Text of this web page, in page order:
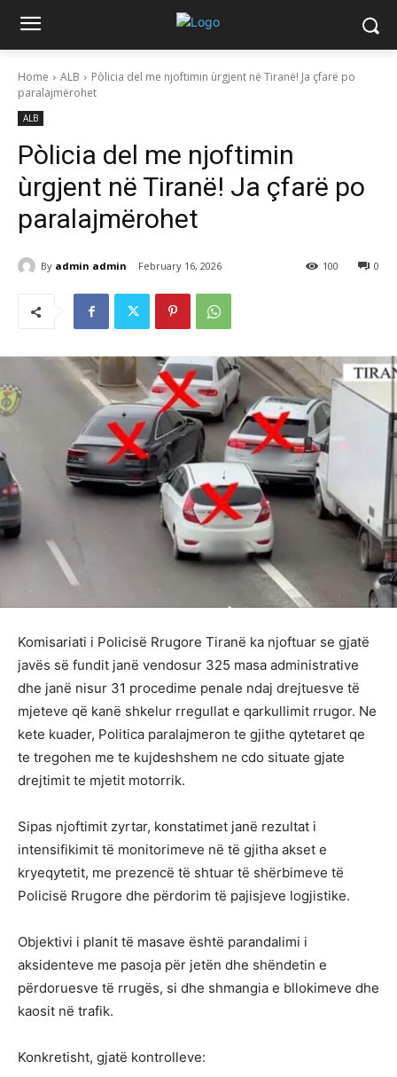
Home ALB
Pòlicia del me njoftimin ùrgjent në Tiranë! Ja çfarë po
paralajmërohet
ALB
Pòlicia del me njoftimin
ùrgjent në Tiranë! Ja çfarë po
paralajmërohet
By admin admin February 16, 2026 0
100
Komisariati i Policisë Rrugore Tiranë ka njoftuar se gjatë
javës së fundit janë vendosur 325 masa administrative
dhe janë nisur 31 procedime penale ndaj drejtuesve të
mjeteve që kanë shkelur rregullat e qarkullimit rrugor. Ne
kete kuader, Politica paralajmeron te gjithe qytetaret qe
te tregohen me te kujdeshshem ne cdo situate gjate
drejtimit te mjetit motorrik.
Sipas njoftimit zyrtar, konstatimet janë rezultat i
intensifikimit të monitorimeve në të gjitha akset e
kryeqytetit, me prezencë të shtuar të shërbimeve të
Policisë Rrugore dhe përdorim të pajisjeve logjistike.
Objektivi i planit të masave është parandalimi i
aksidenteve me pasoja për jetën dhe shëndetin e
përdoruesve të rrugës, si dhe shmangia e bllokimeve dhe
kaosit në trafik.
Konkretisht, gjatë kontrolleve: